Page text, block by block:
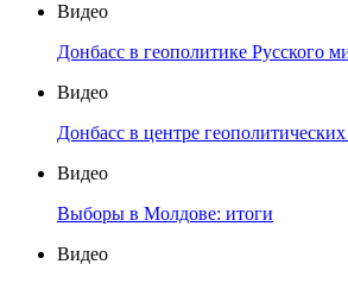
Видео
Донбасс в геополитике Русского
Видео
Донбасс в центре
Видео
Выборы в Молдове: итоги
Видео